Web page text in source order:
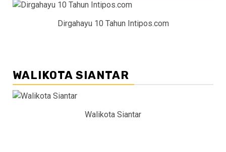
Dirgahayu 10 Tahun Intipos.com
WALIKOTA SIANTAR
Walikota Siantar